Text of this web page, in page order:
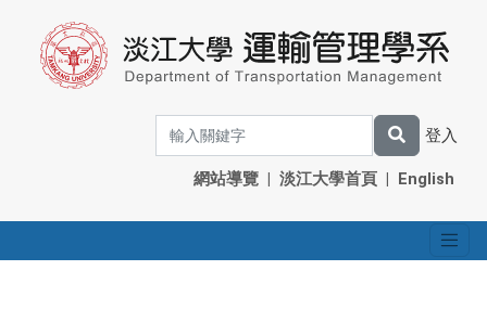
登入
網站導覽 | 淡江大學首頁 | English